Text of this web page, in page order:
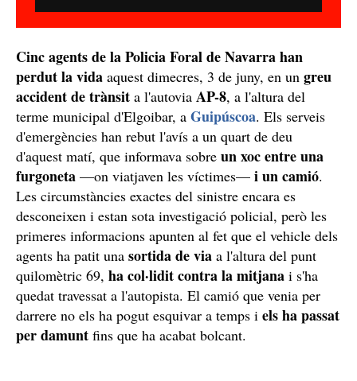
Cinc agents de la Policia Foral de Navarra han
perdut la vida aquest dimecres, 3 de juny, en un greu
accident de trànsit a l'autovia AP-8, a l'altura del
terme municipal d'Elgoibar, a Guipúscoa. Els serveis
d'emergències han rebut l'avís a un quart de deu
d'aquest matí, que informava sobre un xoc entre una
furgoneta —on viatjaven les víctimes— i un camió.
Les circumstàncies exactes del sinistre encara es
desconeixen i estan sota investigació policial, però les
primeres informacions apunten al fet que el vehicle dels
agents ha patit una sortida de via a l'altura del punt
quilomètric 69, ha col·lidit contra la mitjana i s'ha
quedat travessat a l'autopista. El camió que venia per
darrere no els ha pogut esquivar a temps i els ha passat
per damunt fins que ha acabat bolcant.